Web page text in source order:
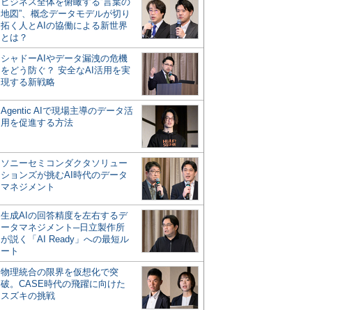
地図”、概念データモデルが切り
拓く人とAIの協働による新世界
とは？
シャドーAIやデータ漏洩の危機
をどう防ぐ？ 安全なAI活用を実
現する新戦略
Agentic AIで現場主導のデータ活
用を促進する方法
ソニーセミコンダクタソリュー
ションズが挑むAI時代のデータ
マネジメント
生成AIの回答精度を左右するデ
ータマネジメント─日立製作所
が説く「AI Ready」への最短ル
ート
物理統合の限界を仮想化で突
破。CASE時代の飛躍に向けた
スズキの挑戦